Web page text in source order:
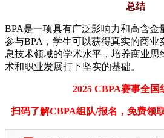
总结
BPA是一项具有广泛影响力和高含金
参与BPA，学生可以获得真实的商业
息技术领域的学术水平，培养商业思
术和职业发展打下坚实的基础。
2025 CBPA赛事全国
扫码了解CBPA组队/报名，免费领